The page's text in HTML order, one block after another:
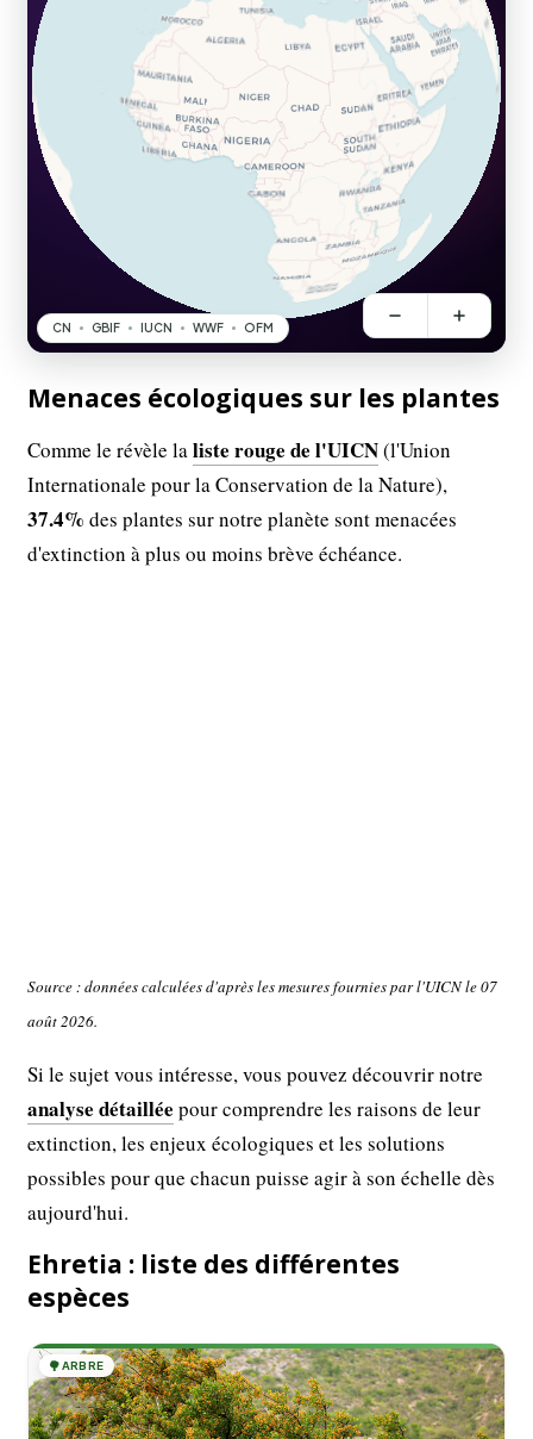
Menaces écologiques sur les plantes
Comme le révèle laliste rouge de l'UICN(l'Union
Internationale pour la Conservation de la Nature),
37.4% des plantes sur notre planète sont menacées
d'extinction à plus ou moins brève échéance.
Source : données calculées d'après les mesures fournies par l'UICN le 07
août 2026.
Si le sujet vous intéresse, vous pouvez découvrir notre
analyse détaillée pour comprendre les raisons de leur
extinction, les enjeux écologiques et les solutions
possibles pour que chacun puisse agir à son échelle dès
aujourd'hui.
Ehretia : liste des différentes
espèces
🌳ARBRE